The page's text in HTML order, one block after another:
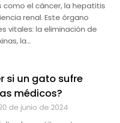
el cáncer, la hepatitis
renal. Este órgano
vitales: la eliminación de
la…
si un gato sufre
médicos?
de junio de 2024